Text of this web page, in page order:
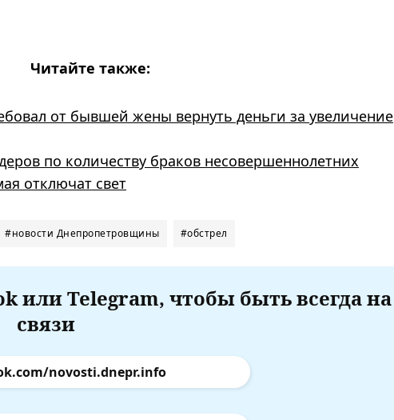
Читайте также:
от бывшей жены вернуть деньги за увеличение
по количеству браков несовершеннолетних
отключат свет
#новости Днепропетровщины #обстрел
или Telegram, чтобы быть всегда на
связи
novosti.dnepr.info